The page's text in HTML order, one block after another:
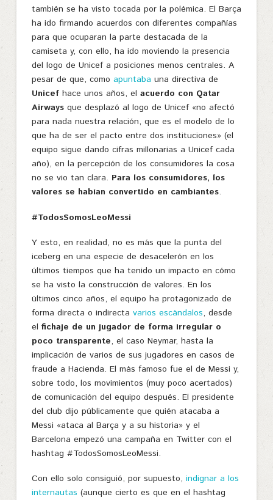
también se ha visto tocada por la polémica. El Barça
ha ido firmando acuerdos con diferentes compañías
para que ocuparan la parte destacada de la
camiseta y, con ello, ha ido moviendo la presencia
del logo de Unicef a posiciones menos centrales. A
pesar de que, como apuntaba una directiva de
Unicefhace unos años, el acuerdo con Qatar
Airwaysque desplazó al logo de Unicef «no afectó
para nada nuestra relación, que es el modelo de lo
que ha de ser el pacto entre dos instituciones» (el
equipo sigue dando cifras millonarias a Unicef cada
año), en la percepción de los consumidores la cosa
no se vio tan clara. Para los consumidores, los
valores se habían convertido en cambiantes.
#TodosSomosLeoMessi
Y esto, en realidad, no es más que la punta del
iceberg en una especie de desacelerón en los
últimos tiempos que ha tenido un impacto en cómo
se ha visto la construcción de valores. En los
últimos cinco años, el equipo ha protagonizado de
forma directa o indirecta varios escándalos, desde
el fichaje de un jugador de forma irregular o
poco transparente, el caso Neymar, hasta la
implicación de varios de sus jugadores en casos de
fraude a Hacienda. El más famoso fue el de Messi y,
sobre todo, los movimientos (muy poco acertados)
de comunicación del equipo después. El presidente
del club dijo públicamente que quién atacaba a
Messi «ataca al Barça y a su historia» y el
Barcelona empezó una campaña en Twitter con el
hashtag #TodosSomosLeoMessi.
Con ello solo consiguió, por supuesto, indignar a los
internautas (aunque cierto es que en el hashtag